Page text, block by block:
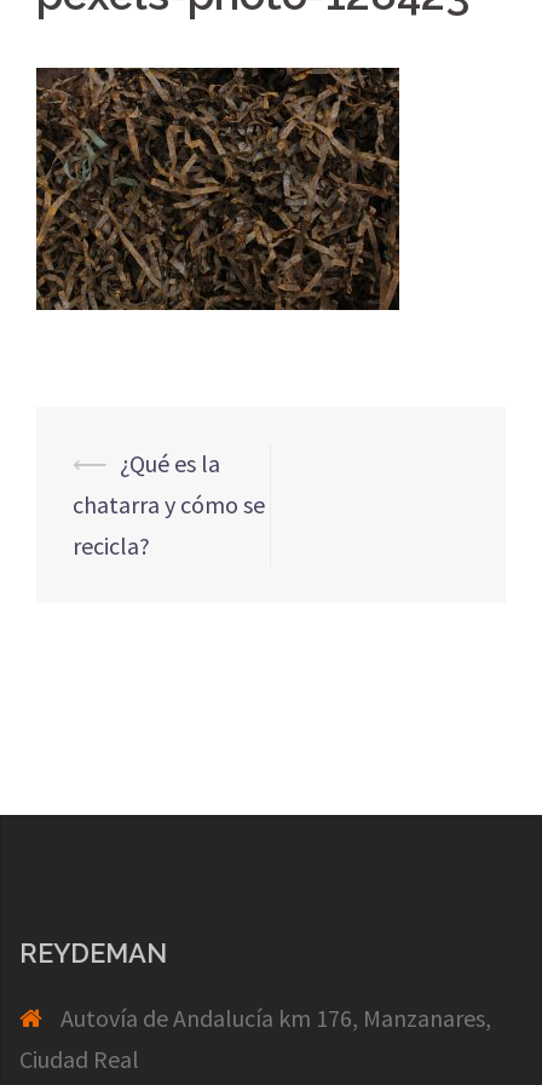
Navegación
de
entradas
⟵ ¿Qué es la
chatarra y cómo se
recicla?
REYDEMAN
Autovía de Andalucía km 176, Manzanares,
Ciudad Real